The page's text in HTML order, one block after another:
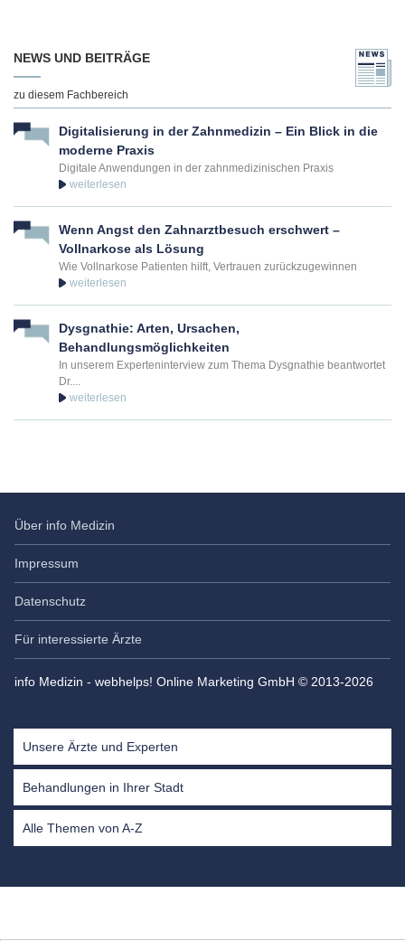
Kaiserstraße 5
40479Düsseldorf
+49 211 946 291 43
Experte für Bruxismus / Zähneknirschen in Böblingen
Zahnarzt in Böblingen
Schafgasse 3
71032Böblingen
+497031 421 30 09
Expertin für Bruxismus / Zähneknirschen in Gommiswald
Zahnärztin in Gommiswald
Rickenstrasse 25
+41 55 516 11 39
Expertin für Bruxismus / Zähneknirschen in Hamburg
Dr. med. Alaleh Jamshidi
Fachärztin für Plastische und Ästhetische
NEWS UND BEITRÄGE
zu diesem Fachbereich
Digitalisierung in der Zahnmedizin – Ein Blick in die
moderne Praxis
Digitale Anwendungen in der zahnmedizinischen Praxis
Wenn Angst den Zahnarztbesuch erschwert –
Vollnarkose als Lösung
Wie Vollnarkose Patienten hilft, Vertrauen zurückzugewinnen
Dysgnathie: Arten, Ursachen,
Behandlungsmöglichkeiten
In unserem Experteninterview zum Thema Dysgnathie beantwortet
Dr....
Über info Medizin
Impressum
Datenschutz
Für interessierte Ärzte
info Medizin - webhelps! Online Marketing GmbH © 2013-2026
Unsere Ärzte und Experten
Behandlungen in Ihrer Stadt
Alle Themen von A-Z